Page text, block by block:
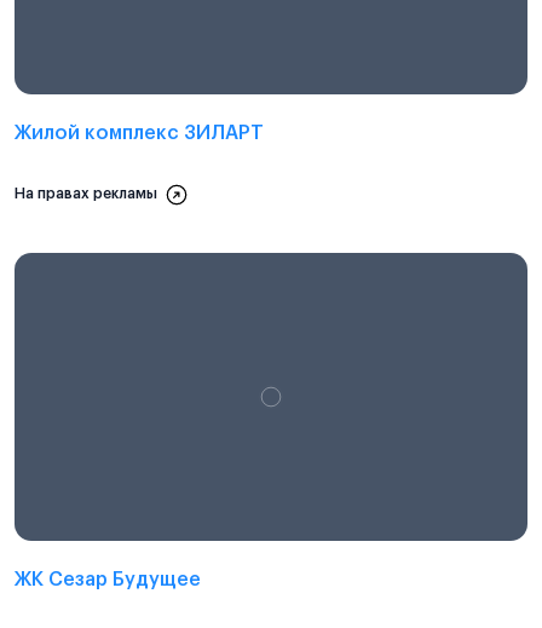
Жилой комплекс ЗИЛАРТ
На правах рекламы
ЖК Сезар Будущее